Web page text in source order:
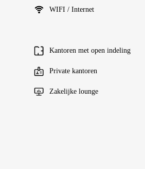
WIFI / Internet
Kantoren met open indeling
Private kantoren
Zakelijke lounge